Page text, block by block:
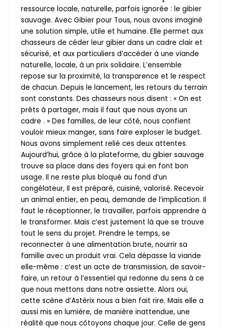
ressource locale, naturelle, parfois ignorée : le gibier
sauvage. Avec Gibier pour Tous, nous avons imaginé
une solution simple, utile et humaine. Elle permet aux
chasseurs de céder leur gibier dans un cadre clair et
sécurisé, et aux particuliers d’accéder à une viande
naturelle, locale, à un prix solidaire. L’ensemble
repose sur la proximité, la transparence et le respect
de chacun. Depuis le lancement, les retours du terrain
sont constants. Des chasseurs nous disent : « On est
prêts à partager, mais il faut que nous ayons un
cadre . » Des familles, de leur côté, nous confient
vouloir mieux manger, sans faire exploser le budget.
Nous avons simplement relié ces deux attentes.
Aujourd’hui, grâce à la plateforme, du gibier sauvage
trouve sa place dans des foyers qui en font bon
usage. Il ne reste plus bloqué au fond d’un
congélateur, Il est préparé, cuisiné, valorisé. Recevoir
un animal entier, en peau, demande de l’implication. Il
faut le réceptionner, le travailler, parfois apprendre à
le transformer. Mais c’est justement là que se trouve
tout le sens du projet. Prendre le temps, se
reconnecter à une alimentation brute, nourrir sa
famille avec un produit vrai. Cela dépasse la viande
elle-même : c’est un acte de transmission, de savoir-
faire, un retour à l’essentiel qui redonne du sens à ce
que nous mettons dans notre assiette. Alors oui,
cette scène d’Astérix nous a bien fait rire. Mais elle a
aussi mis en lumière, de manière inattendue, une
réalité que nous côtoyons chaque jour. Celle de gens